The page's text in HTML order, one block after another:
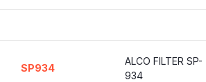
SP934
ALCO FILTER SP-
934